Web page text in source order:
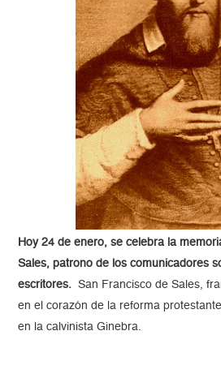
Hoy 24 de enero, se celebra la
Sales, patrono de los comunicadores
escritores. San Francisco de Sales,
en el corazón de la reforma
en la calvinista Ginebra.